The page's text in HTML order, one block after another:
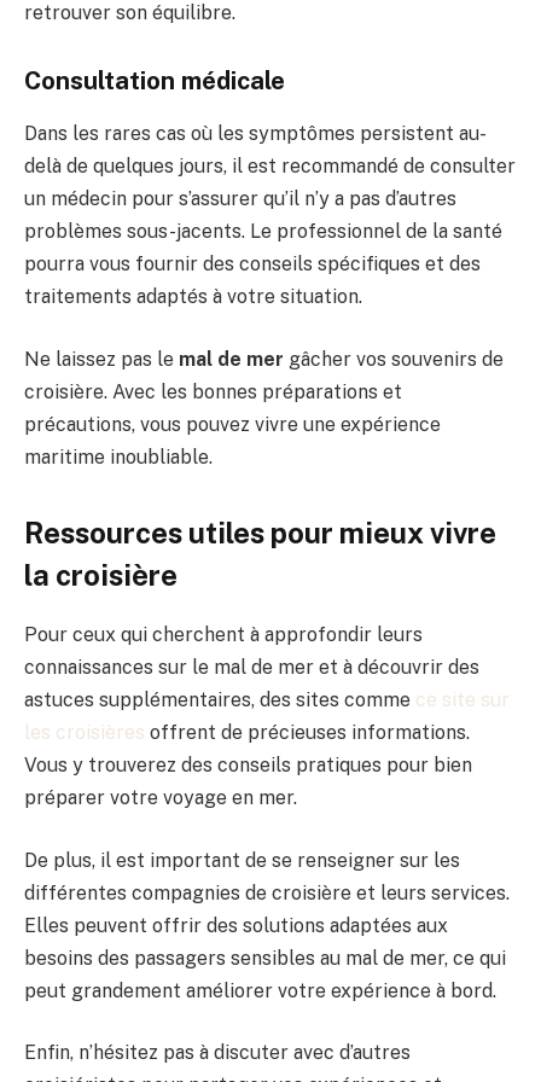
retrouver son équilibre.
Consultation médicale
Dans les rares cas où les symptômes persistent au-
delà de quelques jours, il est recommandé de consulter
un médecin pour s’assurer qu’il n’y a pas d’autres
problèmes sous-jacents. Le professionnel de la santé
pourra vous fournir des conseils spécifiques et des
traitements adaptés à votre situation.
Ne laissez pas le mal de mer gâcher vos souvenirs de
croisière. Avec les bonnes préparations et
précautions, vous pouvez vivre une expérience
maritime inoubliable.
Ressources utiles pour mieux vivre
la croisière
Pour ceux qui cherchent à approfondir leurs
connaissances sur le mal de mer et à découvrir des
astuces supplémentaires, des sites comme ce site sur
les croisières offrent de précieuses informations.
Vous y trouverez des conseils pratiques pour bien
préparer votre voyage en mer.
De plus, il est important de se renseigner sur les
différentes compagnies de croisière et leurs services.
Elles peuvent offrir des solutions adaptées aux
besoins des passagers sensibles au mal de mer, ce qui
peut grandement améliorer votre expérience à bord.
Enfin, n’hésitez pas à discuter avec d’autres